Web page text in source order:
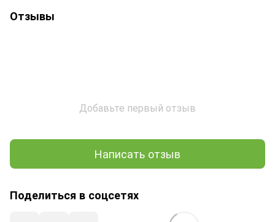
Отзывы
Добавьте первый отзыв
Написать отзыв
Поделиться в соцсетях